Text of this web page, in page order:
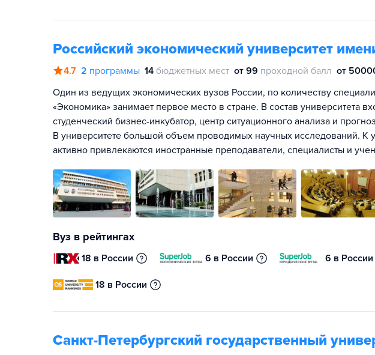
Российский экономический университет
4.7 2 программы 14 бюджетных мест от 99 проходной балл от
Один из ведущих экономических вузов России, по количеству
«Экономика» занимает первое место в стране. В состав университета
студенческий бизнес-инкубатор, центр ситуационного анализа и
В университете большой объем проводимых научных исследований. К
активно привлекаются иностранные преподаватели, специалисты и
Вуз в рейтингах
18 в России 6 в России 6 в России
18 в России
Санкт-Петербургский государственный